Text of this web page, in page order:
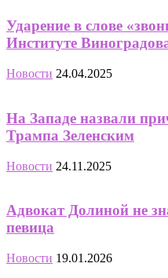
Ударение в слове
Институте
Новости 24.04.2025
На Западе назвали
Трампа Зеленским
Новости 24.11.2025
Адвокат Долиной не
певица
Новости 19.01.2026